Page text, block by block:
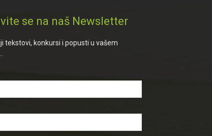
se na naš Newsletter
tekstovi, konkursi i popusti u vašem